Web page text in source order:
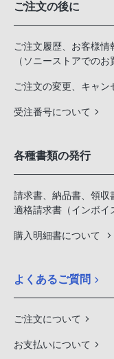
ご注文の後に
ご注文履歴、お客様情
（ソニーストアでの
ご注文の変更、キャン
受注番号について
各種書類の発行
請求書、納品書、領収
適格請求書（インボイ
購入明細書について
よくあるご質問
ご注文について
お支払いについて